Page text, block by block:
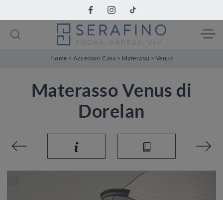
Home >Accessori Casa > Materassi > Venus
Materasso Venus di
Dorelan